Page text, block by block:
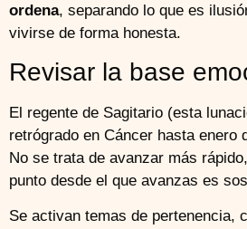
ordena, separando lo que es
vivirse de forma honesta.
Revisar la base
El regente de Sagitario (esta
retrógrado en Cáncer hasta enero
No se trata de avanzar más
punto desde el que avanzas es
Se activan temas de pertenencia,